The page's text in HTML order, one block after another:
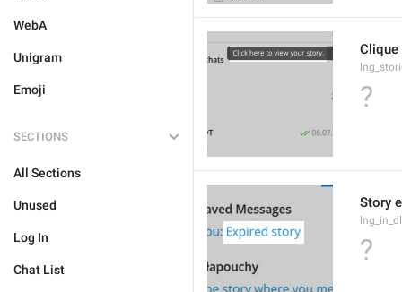
WebA
Unigram
Emoji
SECTIONS
All Sections
Unused
Log In
Chat List
Clique
?
Story
?